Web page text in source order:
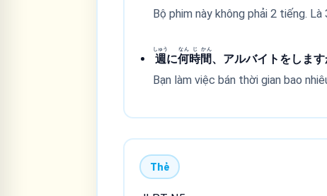
Bộ phim này không phải 2 tiếng. Là
週
しゅう
に何
なん
時
じ
間
かん
、アルバイトをしま
Bạn làm việc bán thời gian bao
Thẻ